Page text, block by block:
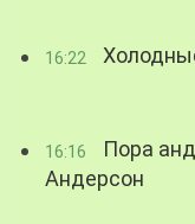
16:22
16:16
Пора
Андерсон